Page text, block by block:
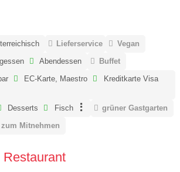
Lieferservice
Vegan
Abendessen
Buffet
EC-Karte, Maestro Kreditkarte Visa
Desserts Fisch
grüner Gastgarten
zum Mitnehmen